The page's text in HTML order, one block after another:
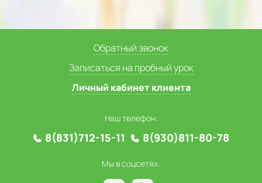
Обратный звонок
Записаться на пробный урок
Личный кабинет клиента
Наш телефон:
8(831)712-15-11 8(930)811-80-78
Мы в соцсетях: